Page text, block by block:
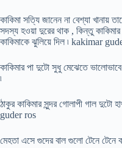
কাকিমা সত্যি জানেন না বেশ্যা
সদস্য হওয়া দুরের থাক , কিন্তু
কাকিমাকে ঝুলিয়ে দিল ৷ kakimar
কাকিমার পা দুটো সুধু মেঝেতে
৷
ঠাকুর কাকিমার সুন্দর গোলাপী গাল দুটো
guder ros
মেহতা এসে গুদের বাল গুলো টেনে টেনে